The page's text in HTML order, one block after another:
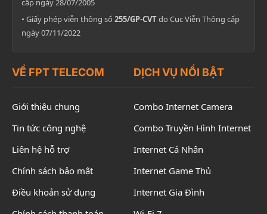
cấp ngày 28/07/2005
• Giấy phép viễn thông số 255/GP-CVTdo Cục Viễn Thông cấp
ngày 07/11/2022
VỀ FPT TELECOM
Giới thiệu chung
Tin tức công nghệ
Liên hệ hỗ trợ
Chính sách bảo mật
Điều khoản sử dụng
DỊCH VỤ NỔI BẬT
Combo Internet Camera
Combo Truyền Hình Internet
Internet Cá Nhân
Internet Game Thủ
Internet Gia Đình